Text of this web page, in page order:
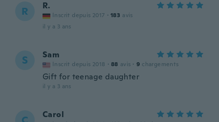
R R.
Inscrit depuis 2017 · 183 avis
il y a 3 ans
S Sam
Inscrit depuis 2018 · 88 avis · 9 chargements
Gift for teenage daughter
il y a 3 ans
Carol